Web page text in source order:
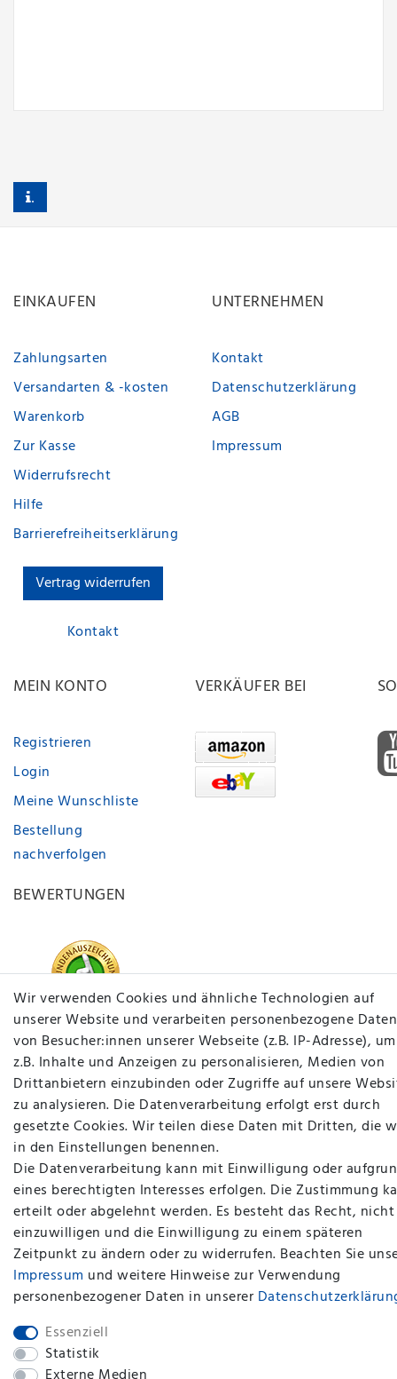
EINKAUFEN
Zahlungsarten
Versandarten & -kosten
Warenkorb
Zur Kasse
Widerrufsrecht
Hilfe
Barrierefreiheitserklärung
Vertrag widerrufen
Kontakt
UNTERNEHMEN
Kontakt
Datenschutzerklärung
AGB
Impressum
MEIN KONTO
Registrieren
Login
Meine Wunschliste
Bestellung
nachverfolgen
VERKÄUFER BEI
BEWERTUNGEN
Wir verwenden Cookies und ähnliche Technologien auf
unserer Website und verarbeiten personenbezogene Daten
von Besucher:innen unserer Webseite (z.B. IP-Adresse), um
z.B. Inhalte und Anzeigen zu personalisieren, Medien von
Drittanbietern einzubinden oder Zugriffe auf unsere
zu analysieren. Die Datenverarbeitung erfolgt erst durch
gesetzte Cookies. Wir teilen diese Daten mit Dritten, die
in den Einstellungen benennen.
Die Datenverarbeitung kann mit Einwilligung oder
eines berechtigten Interesses erfolgen. Die Zustimmung
erteilt oder abgelehnt werden. Es besteht das Recht, nicht
einzuwilligen und die Einwilligung zu einem späteren
Zeitpunkt zu ändern oder zu widerrufen. Beachten Sie
Impressum und weitere Hinweise zur Verwendung
personenbezogener Daten in unserer
Essenziell
Statistik
plentymarkets Template von Plenty Lions
BACK TO TOP